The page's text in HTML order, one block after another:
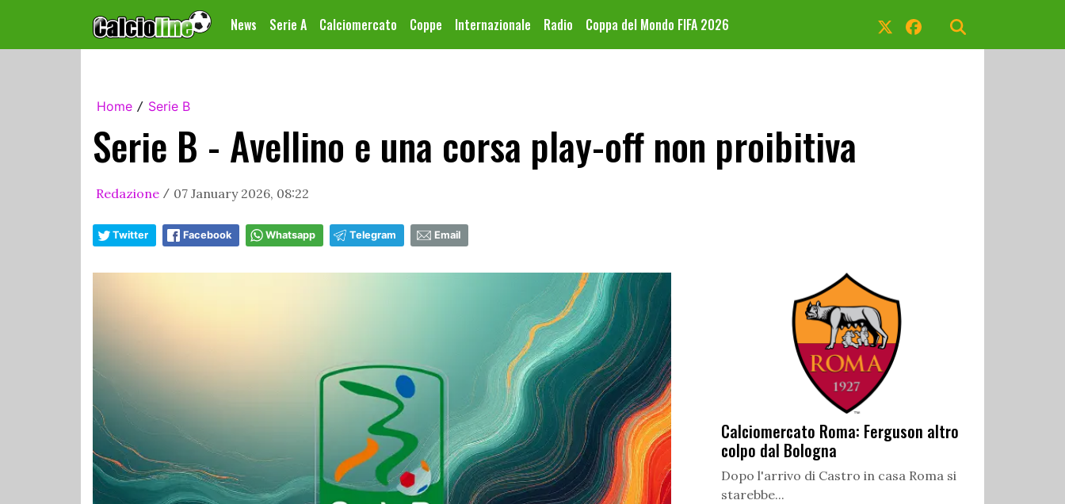
News Serie A Calciomercato Coppe Internazionale Radio Coppa del Mondo FIFA 2026
Home / Serie B
Serie B - Avellino e una corsa play-off non proibitiva
Redazione / 07 January 2026, 08:22
Twitter Facebook Whatsapp Telegram Email
Calciomercato Roma: Ferguson altro
colpo dal Bologna
Dopo l'arrivo di Castro in casa Roma si
starebbe...